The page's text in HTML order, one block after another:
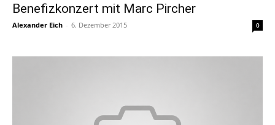
Benefizkonzert mit Marc Pircher
Alexander Eich - 6. Dezember 2015 0